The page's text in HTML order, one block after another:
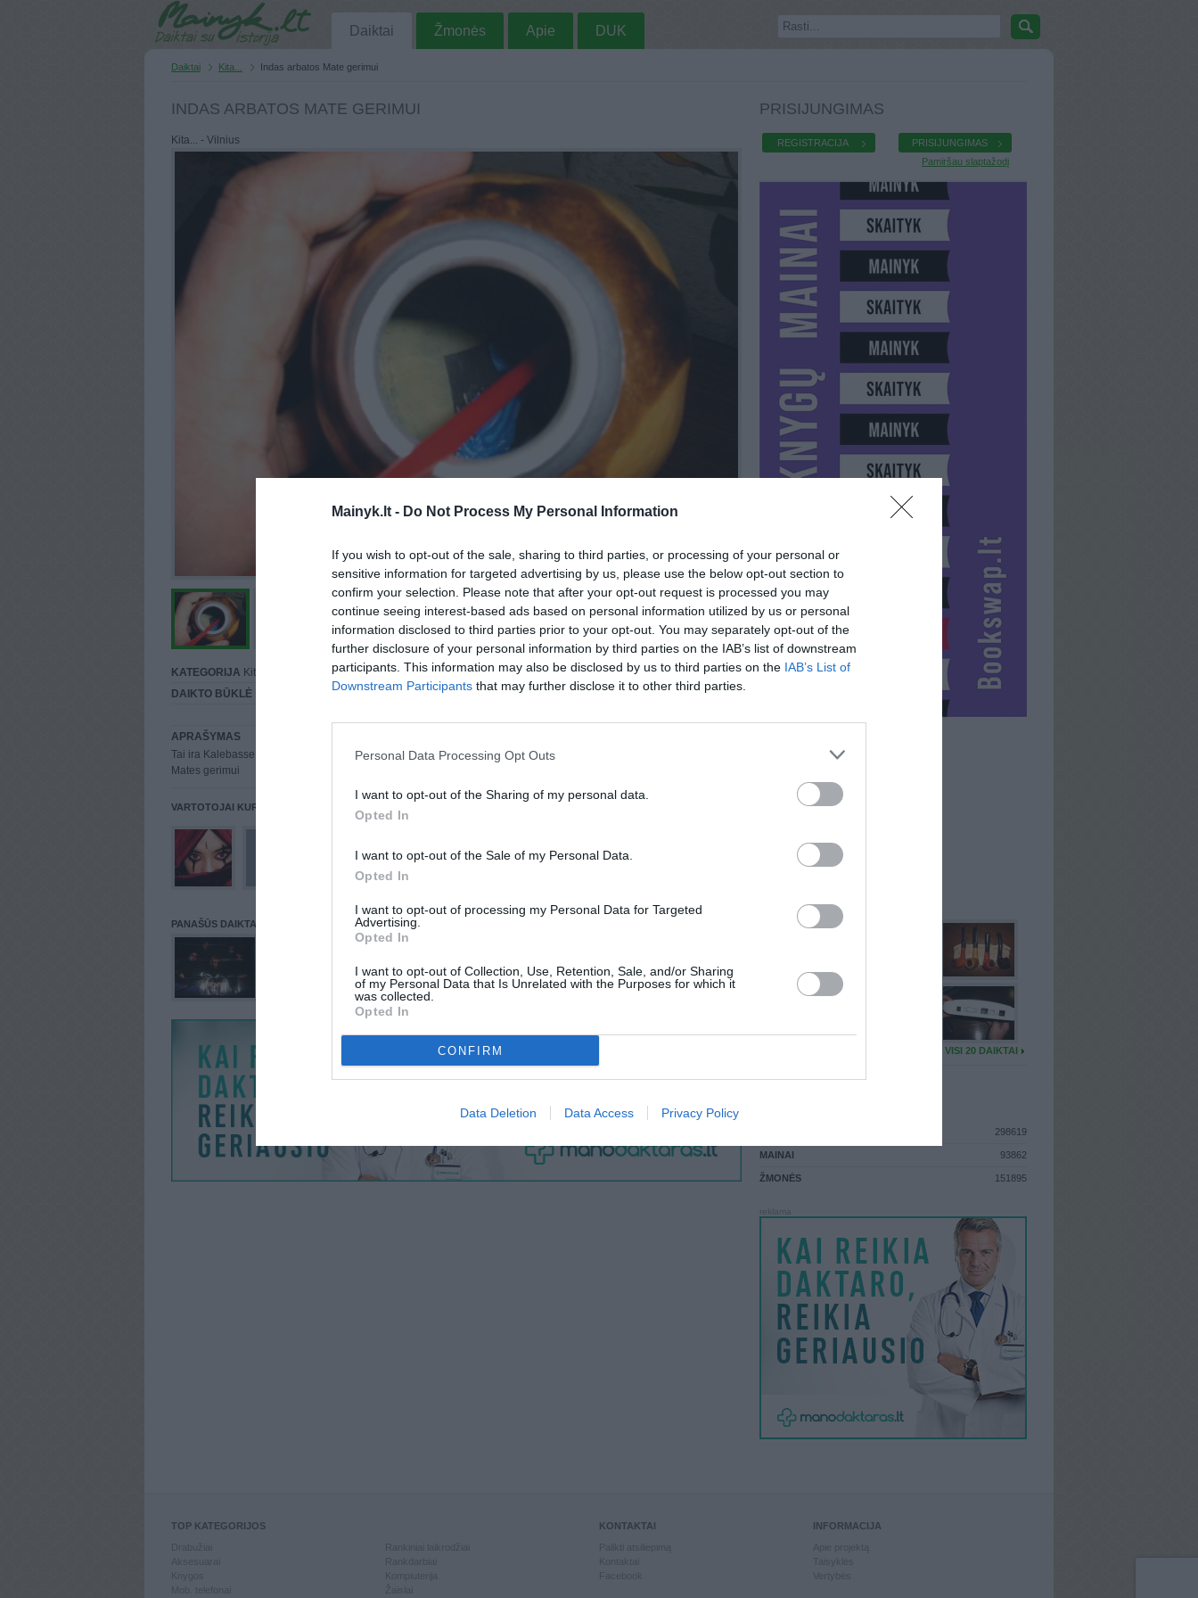
Mainyk.lt - Do Not Process My Personal Information
If you wish to opt-out of the sale, sharing to third parties, or processing of your personal or
sensitive information for targeted advertising by us, please use the below opt-out section to
confirm your selection. Please note that after your opt-out request is processed you may
continue seeing interest-based ads based on personal information utilized by us or personal
information disclosed to third parties prior to your opt-out. You may separately opt-out of the
further disclosure of your personal information by third parties on the IAB’s list of downstream
participants. This information may also be disclosed by us to third parties on the IAB’s List of
Downstream Participants that may further disclose it to other third parties.
Personal Data Processing Opt Outs
I want to opt-out of the Sharing of my personal data.
Opted In
I want to opt-out of the Sale of my Personal Data.
Opted In
I want to opt-out of processing my Personal Data for Targeted
Advertising.
Opted In
I want to opt-out of Collection, Use, Retention, Sale, and/or Sharing
of my Personal Data that Is Unrelated with the Purposes for which it
was collected.
Opted In
CONFIRM
Data Deletion Data Access Privacy Policy
Daiktai Žmonės Apie DUK
Daiktai Kita... Indas arbatos Mate gerimui
INDAS ARBATOS MATE GERIMUI
Kita... - Vilnius
KATEGORIJA Kita... MIESTASVilnius
DAIKTO BŪKLĖ
APRAŠYMAS
Tai ira Kalebasse is augalo pagamintas spec. indas
Mates gerimui
PARDUOČIAU UŽ
VARTOTOJAI KURIE PATALPINĘ DAIKTĄ Į NORŲ KREPŠĮ
PANAŠŪS DAIKTAI
PRISIJUNGIMAS
REGISTRACIJA
PRISIJUNGIMAS
Pamiršau slaptažodį
KILOBAIT
ATLIKO MAINŲ
DAUGIAU DAIKTŲ
VISI 20 DAIKTAI
298619
MAINAI 93862
ŽMONĖS 151895
TOP KATEGORIJOS
Knygos
Mob. telefonai
Kompiuterija
Žaislai
KONTAKTAI
Kontaktai
INFORMACIJA